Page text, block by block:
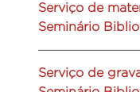
Serviço de
Seminário
Serviço de